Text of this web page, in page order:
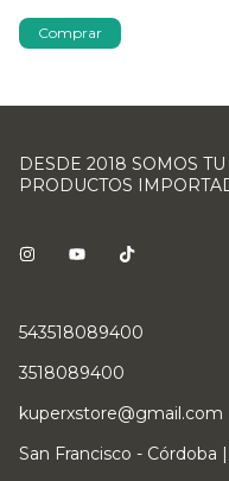
Comprar
DESDE 2018 SOMOS
PRODUCTOS
543518089400
3518089400
kuperxstore@gmail.com
San Francisco - Córdoba